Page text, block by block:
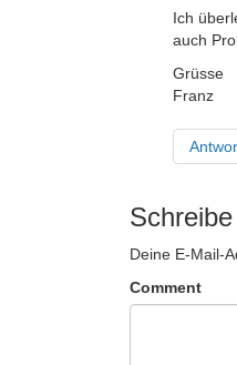
Ich
auch
Grüsse
Franz
Deine E-Mail-
Comment